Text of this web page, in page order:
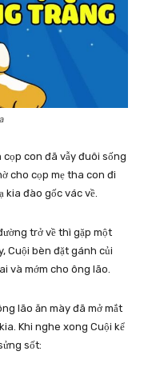
con đã vẫy đuôi sống
cho cọp mẹ tha con đi
kia đào gốc vác về.
trở về thì gặp một
Cuội bèn đặt gánh củi
và mớm cho ông lão.
lão ăn mày đã mở mắt
Khi nghe xong Cuội kể
sốt: